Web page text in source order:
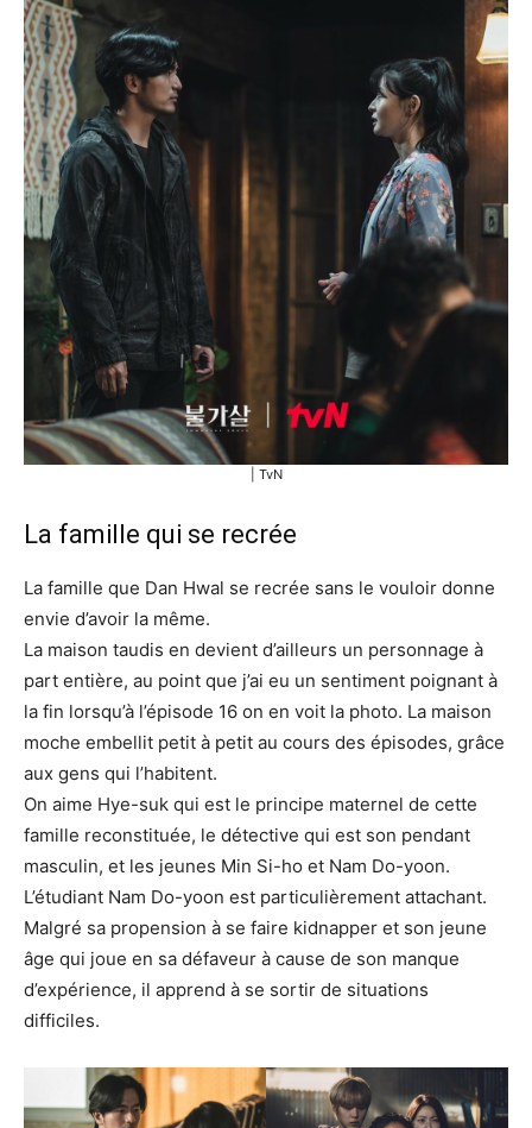
| TvN
La famille qui se recrée
La famille que Dan Hwal se recrée sans le vouloir donne
envie d’avoir la même.
La maison taudis en devient d’ailleurs un personnage à
part entière, au point que j’ai eu un sentiment poignant à
la fin lorsqu’à l’épisode 16 on en voit la photo. La maison
moche embellit petit à petit au cours des épisodes, grâce
aux gens qui l’habitent.
On aime Hye-suk qui est le principe maternel de cette
famille reconstituée, le détective qui est son pendant
masculin, et les jeunes Min Si-ho et Nam Do-yoon.
L’étudiant Nam Do-yoon est particulièrement attachant.
Malgré sa propension à se faire kidnapper et son jeune
âge qui joue en sa défaveur à cause de son manque
d’expérience, il apprend à se sortir de situations
difficiles.